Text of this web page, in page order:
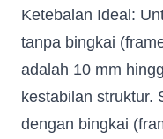
Ketebalan Ideal:
tanpa bingkai
adalah 10 mm
kestabilan struktur.
dengan bingkai